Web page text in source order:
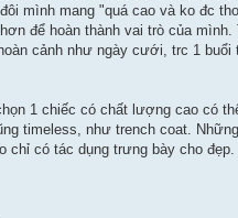
mình mang "quá cao và ko đc
để hoàn thành vai trò của
cảnh như ngày cưới, trc 1
1 chiếc có chất lượng cao có
timeless, như trench coat.
chỉ có tác dụng trưng bày cho đẹp.